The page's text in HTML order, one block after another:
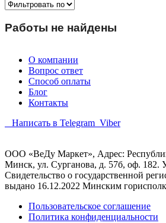
Работы не найдены
О компании
Вопрос ответ
Способ оплаты
Блог
Контакты
Написать в Telegram Viber
ООО «ВеДу Маркет», Адрес:
Минск, ул. Сурганова, д. 57б, оф. 182.
Свидетельство о государственной
выдано 16.12.2022 Минским
Пользовательское соглашение
Политика конфиденциальности